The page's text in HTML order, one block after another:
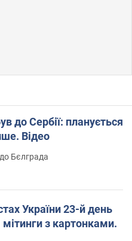
до Сербії: планується
Відео
Бєлграда
України 23-й день
з картонками.